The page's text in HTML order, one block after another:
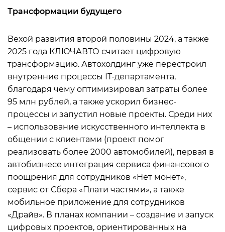
Трансформации будущего
Вехой развития второй половины 2024, а также
2025 года КЛЮЧАВТО считает цифровую
трансформацию. Автохолдинг уже перестроил
внутренние процессы IT-департамента,
благодаря чему оптимизировал затраты более
95 млн рублей, а также ускорил бизнес-
процессы и запустил новые проекты. Среди них
– использование искусственного интеллекта в
общении с клиентами (проект помог
реализовать более 2000 автомобилей), первая в
автобизнесе интеграция сервиса финансового
поощрения для сотрудников «Нет монет»,
сервис от Сбера «Плати частями», а также
мобильное приложение для сотрудников
«Драйв». В планах компании – создание и запуск
цифровых проектов, ориентированных на